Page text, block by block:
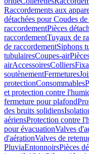
Raccordements aux
détachées pour Coudes
raccordementPièces
raccordementTuyaux de
de raccordementSiphons
tubulairesCoupes-air
airAccessoiresColliers
soutènementFermetures
protectionConsommables
et protection contre
fermeture pour plafond
des bruits solidiens
aériensProtection contre
pour évacuationValves
d'aérationValves de
PluviaEntonnoirsPièces